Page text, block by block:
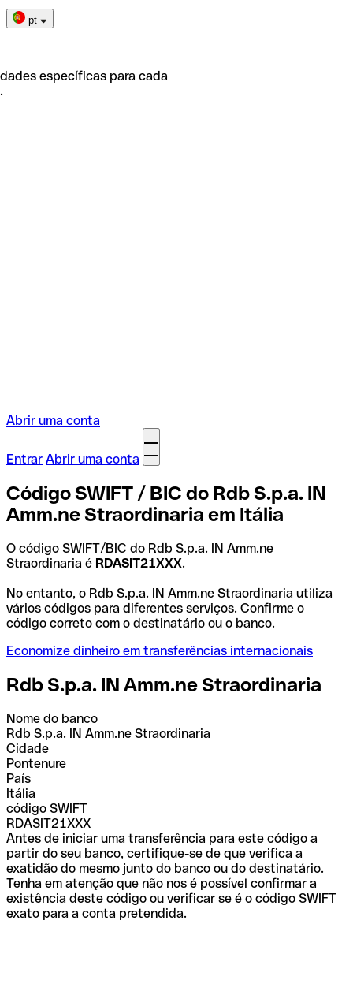
pt
específicas para cada
Abrir uma conta
Entrar Abrir uma conta
Código SWIFT / BIC do Rdb S.p.a. IN
Amm.ne Straordinaria em Itália
O código SWIFT/BIC do Rdb S.p.a. IN Amm.ne
Straordinaria é RDASIT21XXX.
No entanto, o Rdb S.p.a. IN Amm.ne Straordinaria utiliza
vários códigos para diferentes serviços. Confirme o
código correto com o destinatário ou o banco.
Economize dinheiro em transferências internacionais
Rdb S.p.a. IN Amm.ne Straordinaria
Nome do banco
Rdb S.p.a. IN Amm.ne Straordinaria
Cidade
Pontenure
País
Itália
código SWIFT
RDASIT21XXX
Antes de iniciar uma transferência para este código a
partir do seu banco, certifique-se de que verifica a
exatidão do mesmo junto do banco ou do destinatário.
Tenha em atenção que não nos é possível confirmar a
existência deste código ou verificar se é o código SWIFT
exato para a conta pretendida.